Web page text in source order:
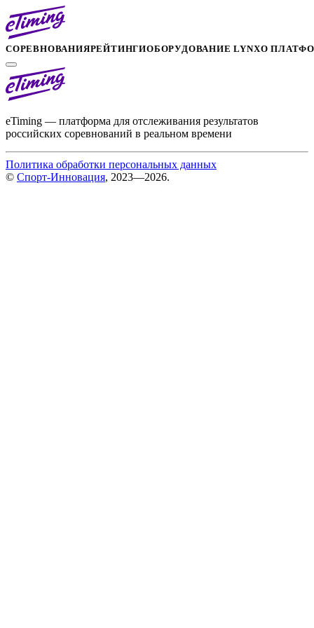
СОРЕВНОВАНИЯРЕЙТИНГИОБОРУДОВАНИЕ LYNXО
eTiming — платформа для отслеживания результатов
российских соревнований в реальном времени
Политика обработки персональных данных
© Спорт-Инновация, 2023—2026.